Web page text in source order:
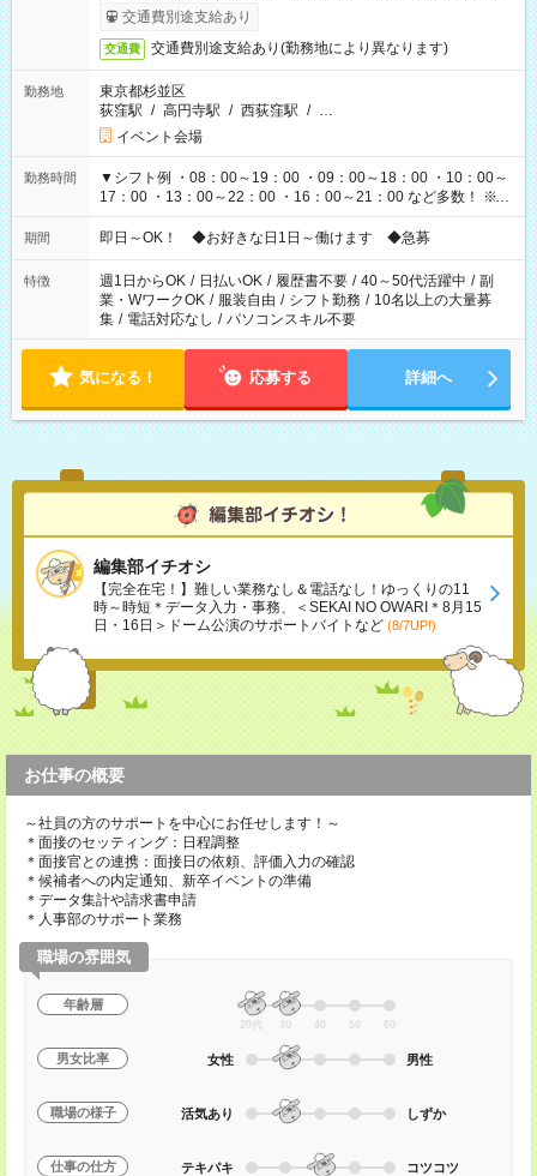
も異なります
交通費別途支給あり
交通費 交通費別途支給あり(勤務地により異なります)
勤務地
東京都杉並区
荻窪駅 / 高円寺駅 / 西荻窪駅 / …
イベント会場
勤務時間
▼シフト例 ・08：00～19：00 ・09：00～18：00 ・10：00～
17：00 ・13：00～22：00 ・16：00～21：00 など多数！ ※お
仕事により勤務時間が異なります
期間 即日～OK！ ◆お好きな日1日～働けます ◆急募
特徴 週1日からOK / 日払いOK / 履歴書不要 / 40～50代活躍中 / 副
業・WワークOK / 服装自由 / シフト勤務 / 10名以上の大量募
集 / 電話対応なし / パソコンスキル不要
気になる！ 応募する 詳細へ
編集部イチオシ
【完全在宅！】難しい業務なし＆電話なし！ゆっくりの11
時～時短＊データ入力・事務、＜SEKAI NO OWARI＊8月15
日・16日＞ドーム公演のサポートバイトなど (8/7UP!)
お仕事の概要
～社員の方のサポートを中心にお任せします！～
＊面接のセッティング：日程調整
＊面接官との連携：面接日の依頼、評価入力の確認
＊候補者への内定通知、新卒イベントの準備
＊データ集計や請求書申請
＊人事部のサポート業務
職場の雰囲気
年齢層
20代 30 40 50 60
男女比率 女性 男性
職場の様子 活気あり しずか
仕事の仕方 テキパキ コツコツ